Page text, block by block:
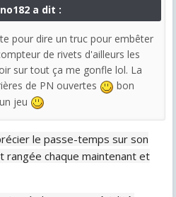
a dit :
pour dire un truc pour embêter
de rivets d'ailleurs les
sur tout ça me gonfle lol. La
de PN ouvertes
bon
jeu
le passe-temps sur son
rangée chaque maintenant et